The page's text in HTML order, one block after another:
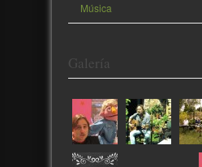
Música
Galería